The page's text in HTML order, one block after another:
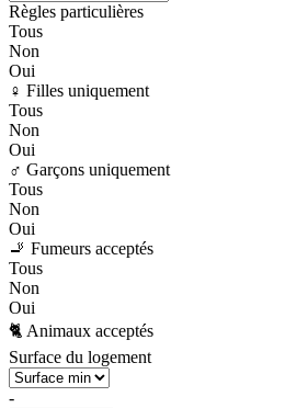
Règles particulières
Tous
Non
Oui
♀️ Filles uniquement
Tous
Non
Oui
♂️ Garçons uniquement
Tous
Non
Oui
🚬 Fumeurs acceptés
Tous
Non
Oui
🐈 Animaux acceptés
Surface du logement
-